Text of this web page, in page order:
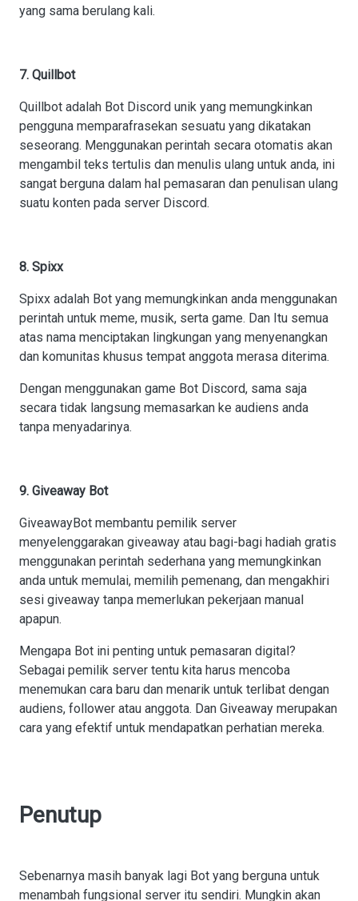
yang sama berulang kali.
7. Quillbot
Quillbot adalah Bot Discord unik yang memungkinkan
pengguna memparafrasekan sesuatu yang dikatakan
seseorang. Menggunakan perintah secara otomatis akan
mengambil teks tertulis dan menulis ulang untuk anda, ini
sangat berguna dalam hal pemasaran dan penulisan ulang
suatu konten pada server Discord.
8. Spixx
Spixx adalah Bot yang memungkinkan anda menggunakan
perintah untuk meme, musik, serta game. Dan Itu semua
atas nama menciptakan lingkungan yang menyenangkan
dan komunitas khusus tempat anggota merasa diterima.
Dengan menggunakan game Bot Discord, sama saja
secara tidak langsung memasarkan ke audiens anda
tanpa menyadarinya.
9. Giveaway Bot
GiveawayBot membantu pemilik server
menyelenggarakan giveaway atau bagi-bagi hadiah gratis
menggunakan perintah sederhana yang memungkinkan
anda untuk memulai, memilih pemenang, dan mengakhiri
sesi giveaway tanpa memerlukan pekerjaan manual
apapun.
Mengapa Bot ini penting untuk pemasaran digital?
Sebagai pemilik server tentu kita harus mencoba
menemukan cara baru dan menarik untuk terlibat dengan
audiens, follower atau anggota. Dan Giveaway merupakan
cara yang efektif untuk mendapatkan perhatian mereka.
Penutup
Sebenarnya masih banyak lagi Bot yang berguna untuk
menambah fungsional server itu sendiri. Mungkin akan